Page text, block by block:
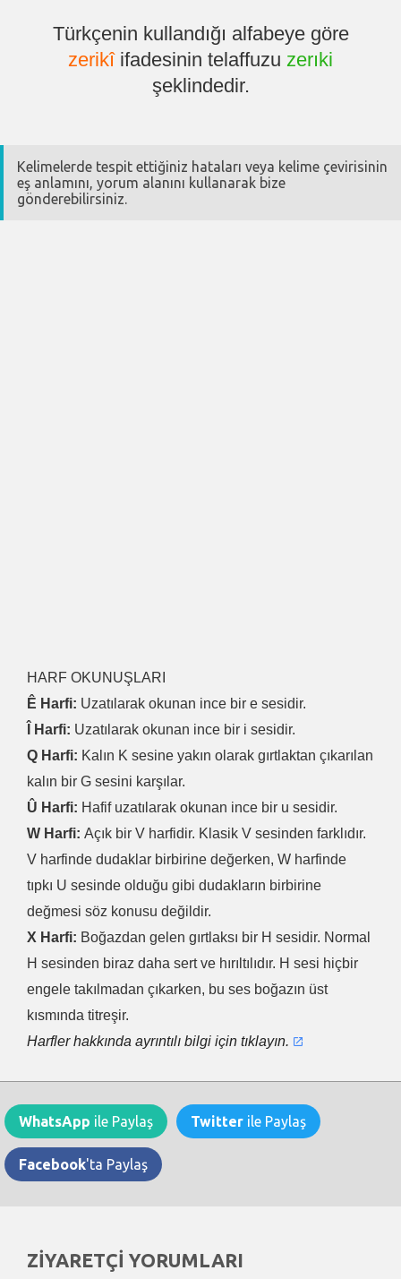
Türkçenin kullandığı alfabeye göre
zerikîifadesinin telaffuzu zerıki
şeklindedir.
Kelimelerde tespit ettiğiniz hataları veya kelime çevirisinin
eş anlamını, yorum alanını kullanarak bize
gönderebilirsiniz.
HARF OKUNUŞLARI
Ê Harfi: Uzatılarak okunan ince bir e sesidir.
Î Harfi: Uzatılarak okunan ince bir i sesidir.
Q Harfi: Kalın K sesine yakın olarak gırtlaktan çıkarılan
kalın bir G sesini karşılar.
Û Harfi: Hafif uzatılarak okunan ince bir u sesidir.
W Harfi: Açık bir V harfidir. Klasik V sesinden farklıdır.
V harfinde dudaklar birbirine değerken, W harfinde
tıpkı U sesinde olduğu gibi dudakların birbirine
değmesi söz konusu değildir.
X Harfi: Boğazdan gelen gırtlaksı bir H sesidir. Normal
H sesinden biraz daha sert ve hırıltılıdır. H sesi hiçbir
engele takılmadan çıkarken, bu ses boğazın üst
kısmında titreşir.
Harfler hakkında ayrıntılı bilgi için tıklayın.
WhatsApp ile Paylaş Twitter ile Paylaş
Facebook'ta Paylaş
ZİYARETÇİ YORUMLARI